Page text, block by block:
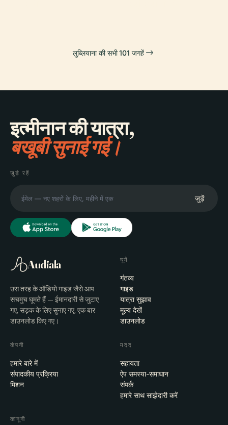
लुब्लियाना की सभी 101 जगहें
इत्मीनान की यात्रा,
बखूबी सुनाई गई।
जुड़े रहें
जुड़ें
Audiala
उस तरह के ऑडियो गाइड जैसे आप
सचमुच घूमते हैं — ईमानदारी से जुटाए
गए, सड़क के लिए सुनाए गए, एक बार
डाउनलोड किए गए।
घूमें
गंतव्य
गाइड
यात्रा सुझाव
मूल्य देखें
डाउनलोड
कंपनी
हमारे बारे में
संपादकीय प्रक्रिया
मिशन
मदद
सहायता
ऐप समस्या-समाधान
संपर्क
हमारे साथ साझेदारी करें
कानूनी